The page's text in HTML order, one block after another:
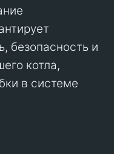
безопасность и
котла,
в системе